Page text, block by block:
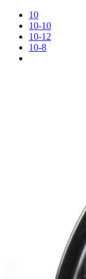
10
10-10
10-12
10-8